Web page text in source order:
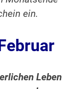
ein.
Leben